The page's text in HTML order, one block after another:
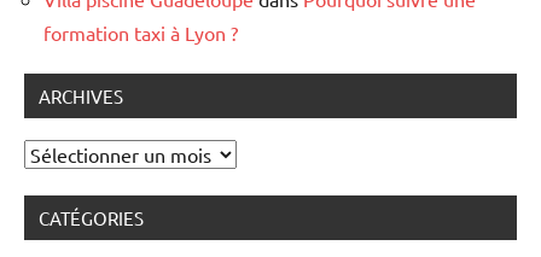
formation taxi à Lyon ?
ARCHIVES
Archives
CATÉGORIES